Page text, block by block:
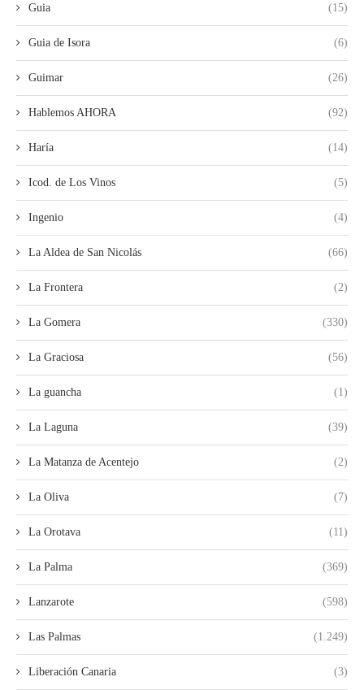
Guia (15)
Guia de Isora (6)
Guimar (26)
Hablemos AHORA (92)
Haría (14)
Icod. de Los Vinos (5)
Ingenio (4)
La Aldea de San Nicolás (66)
La Frontera (2)
La Gomera (330)
La Graciosa (56)
La guancha (1)
La Laguna (39)
La Matanza de Acentejo (2)
La Oliva (7)
La Orotava (11)
La Palma (369)
Lanzarote (598)
Las Palmas (1.249)
Liberación Canaria (3)